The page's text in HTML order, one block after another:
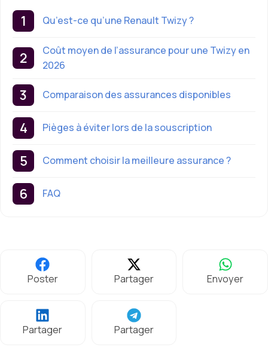
Qu’est-ce qu’une Renault Twizy ?
Coût moyen de l’assurance pour une Twizy en
2026
Comparaison des assurances disponibles
Pièges à éviter lors de la souscription
Comment choisir la meilleure assurance ?
FAQ
Poster Partager Envoyer
Partager Partager